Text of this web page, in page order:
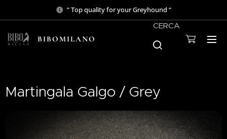
“ Top quality for your Greyhound “
BIBOMILANO
CERCA
Martingala Galgo / Grey